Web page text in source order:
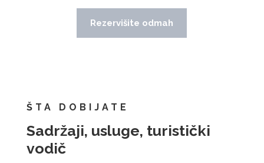
Rezervišite odmah
ŠTA DOBIJATE
Sadržaji, usluge, turistički
vodič